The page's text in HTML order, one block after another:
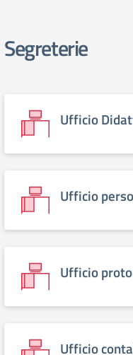
elenco degli
Segreterie
Ufficio
Ufficio
Ufficio
Ufficio